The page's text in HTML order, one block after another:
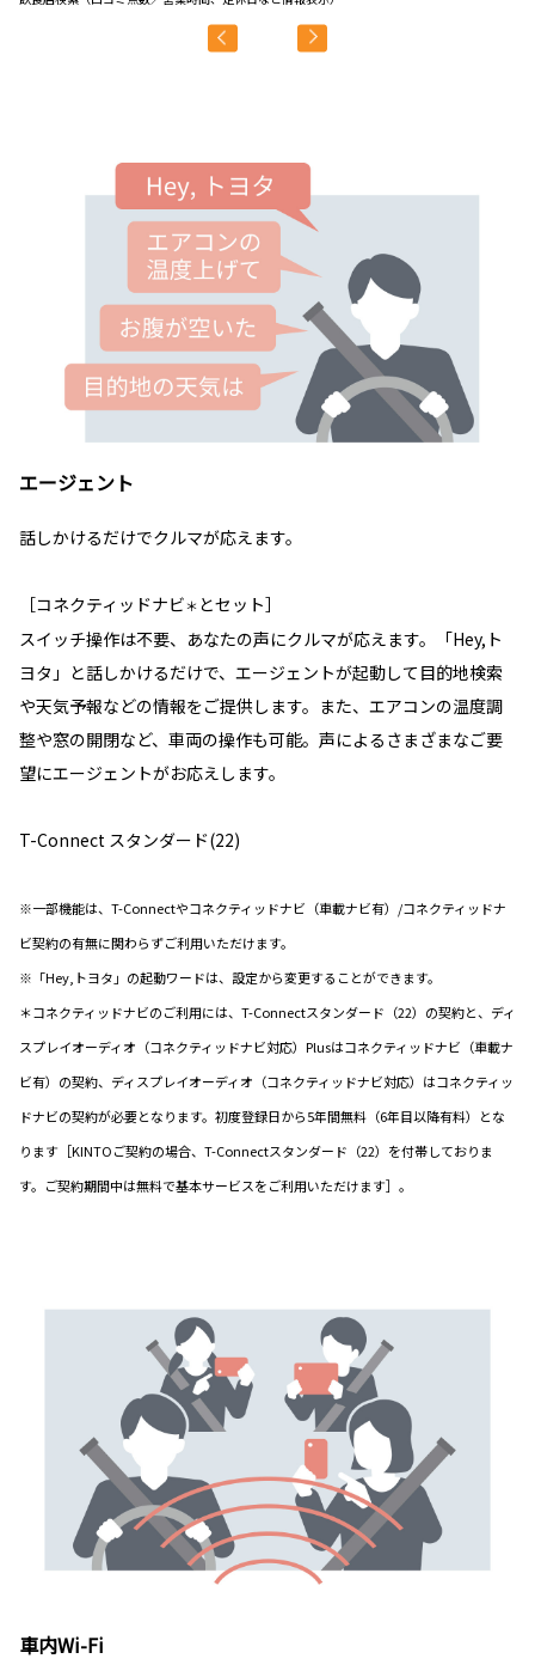
エージェント
話しかけるだけでクルマが応えます。
［コネクティッドナビ＊とセット］
スイッチ操作は不要、あなたの声にクルマが応えます。「Hey,ト
ヨタ」と話しかけるだけで、エージェントが起動して目的地検索
や天気予報などの情報をご提供します。また、エアコンの温度調
整や窓の開閉など、車両の操作も可能。声によるさまざまなご要
望にエージェントがお応えします。
T-Connect スタンダード(22)
※一部機能は、T-Connectやコネクティッドナビ（車載ナビ有）/コネクティッドナ
ビ契約の有無に関わらずご利用いただけます。
※「Hey,トヨタ」の起動ワードは、設定から変更することができます。
＊コネクティッドナビのご利用には、T-Connectスタンダード（22）の契約と、ディ
スプレイオーディオ（コネクティッドナビ対応）Plusはコネクティッドナビ（車載ナ
ビ有）の契約、ディスプレイオーディオ（コネクティッドナビ対応）はコネクティッ
ドナビの契約が必要となります。初度登録日から5年間無料（6年目以降有料）とな
ります［KINTOご契約の場合、T-Connectスタンダード（22）を付帯しておりま
す。ご契約期間中は無料で基本サービスをご利用いただけます］。
車内Wi-Fi